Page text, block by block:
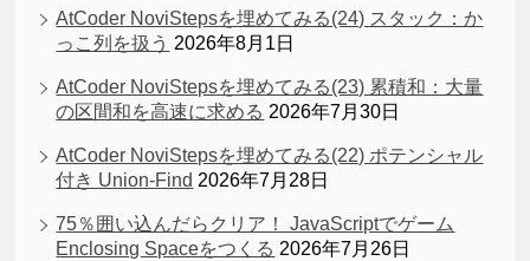
AtCoder NoviStepsを埋めてみる(24) スタック：か
っこ列を扱う 2026年8月1日
AtCoder NoviStepsを埋めてみる(23) 累積和：大量
の区間和を高速に求める 2026年7月30日
AtCoder NoviStepsを埋めてみる(22) ポテンシャル
付き Union-Find 2026年7月28日
75％囲い込んだらクリア！ JavaScriptでゲーム
Enclosing Spaceをつくる 2026年7月26日